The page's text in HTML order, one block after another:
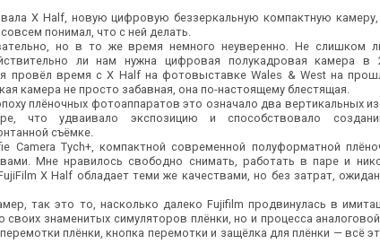
X Half, новую цифровую беззеркальную компактную
понимал, что с ней делать.
но в то же время немного неуверенно. Не слишком
ли нам нужна цифровая полукадровая камера в
провёл время с X Half на фотовыставке Wales & West на
камера не просто забавная, она по-настоящему блестящая.
плёночных фотоаппаратов это означало два вертикальных
что удваивало экспозицию и способствовало
съёмке.
Camera Tych+, компактной современной полуформатной
Мне нравилось свободно снимать, работать в паре и
X Half обладает теми же качествами, но без затрат,
так это то, насколько далеко Fujifilm продвинулась в
знаменитых симуляторов плёнки, но и процесса
плёнки, кнопка перемотки и защёлка для плёнки — всё